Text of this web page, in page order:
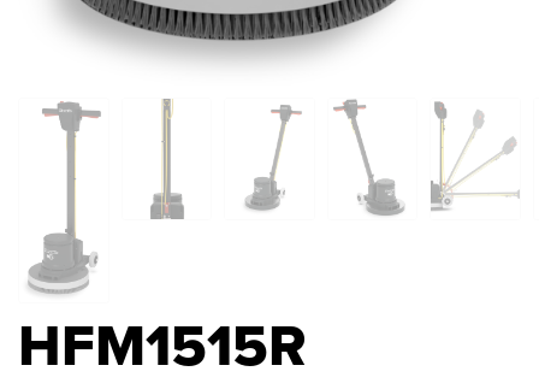
HFM1515R